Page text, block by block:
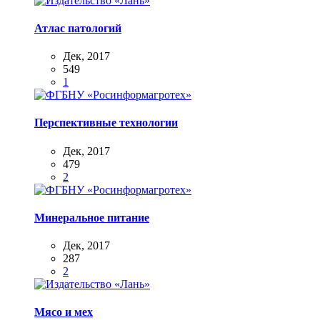
Атлас патологий
Дек, 2017
549
1
Перспективные технологии
Дек, 2017
479
2
Минеральное питание
Дек, 2017
287
2
Мясо и мех